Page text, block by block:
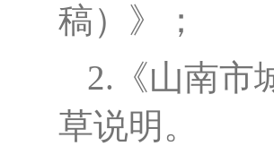
稿）》；
2. 《山南
草说明。